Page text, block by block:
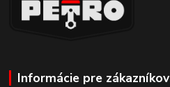
Informácie pre zákazníkov